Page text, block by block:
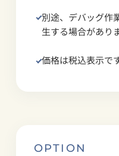
別途、デバッグ作
生する場合があり
価格は税込表示です
OPTION